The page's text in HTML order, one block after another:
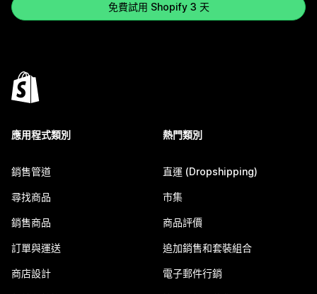
免費試用 Shopify 3 天
應用程式類別
銷售管道
尋找商品
銷售商品
訂單與運送
商店設計
熱門類別
直運 (Dropshipping)
市集
商品評價
追加銷售和套裝組合
電子郵件行銷